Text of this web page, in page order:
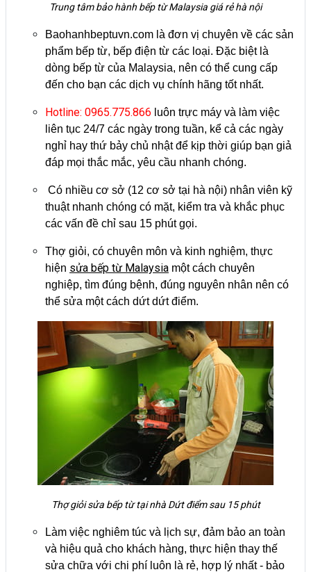
Trung tâm bảo hành bếp từ Malaysia giá rẻ hà nội
Baohanhbeptuvn.com là đơn vị chuyên về các sản
phẩm bếp từ, bếp điện từ các loại. Đặc biệt là
dòng bếp từ của Malaysia, nên có thể cung cấp
đến cho bạn các dịch vụ chính hãng tốt nhất.
Hotline: 0965.775.866 luôn trực máy và làm việc
liên tục 24/7 các ngày trong tuần, kể cả các ngày
nghỉ hay thứ bảy chủ nhật để kịp thời giúp bạn giả
đáp mọi thắc mắc, yêu cầu nhanh chóng.
Có nhiều cơ sở (12 cơ sở tại hà nội) nhân viên kỹ
thuật nhanh chóng có mặt, kiểm tra và khắc phục
các vấn đề chỉ sau 15 phút gọi.
Thợ giỏi, có chuyên môn và kinh nghiệm, thực
hiện sửa bếp từ Malaysia một cách chuyên
nghiệp, tìm đúng bệnh, đúng nguyên nhân nên có
thể sửa một cách dứt dứt điểm.
Thợ giỏi sửa bếp từ tại nhà Dứt điểm sau 15 phút
Làm việc nghiêm túc và lịch sự, đảm bảo an toàn
và hiệu quả cho khách hàng, thực hiện thay thế
sửa chữa với chi phí luôn là rẻ, hợp lý nhất - bảo